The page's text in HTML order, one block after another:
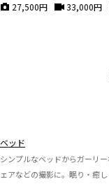
27,500円 33,000円
ベッド
シンプルなベッドからガーリ
ェアなどの撮影に。眠り・癒